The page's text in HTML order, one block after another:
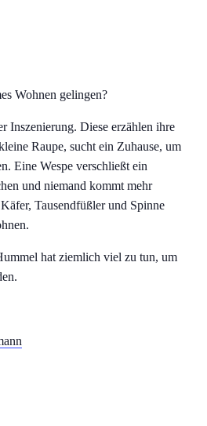
Wohnen gelingen?
Inszenierung. Diese erzählen ihre
Raupe, sucht ein Zuhause, um
Eine Wespe verschließt ein
und niemand kommt mehr
Tausendfüßler und Spinne
hat ziemlich viel zu tun, um